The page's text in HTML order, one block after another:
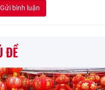
Gửi bình luận
ĐỀ